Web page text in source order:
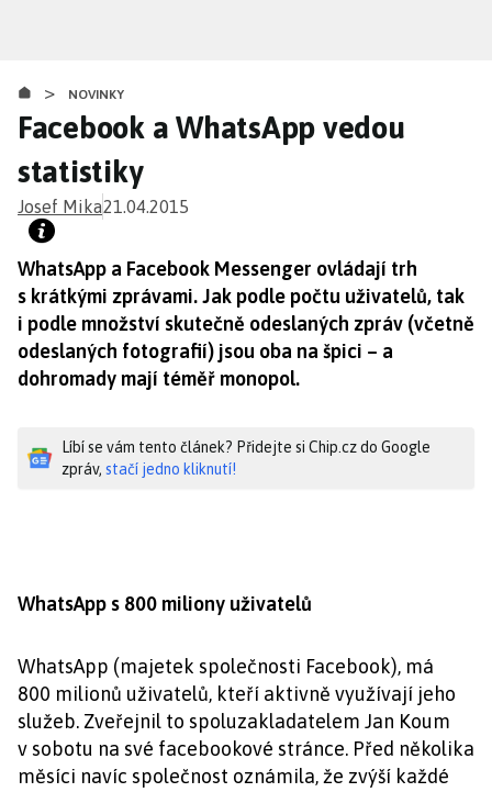
obsahu
> NOVINKY
Facebook a WhatsApp vedou
statistiky
Josef Mika21.04.2015
WhatsApp a Facebook Messenger ovládají trh
s krátkými zprávami. Jak podle počtu uživatelů, tak
i podle množství skutečně odeslaných zpráv (včetně
odeslaných fotografií) jsou oba na špici – a
dohromady mají téměř monopol.
Líbí se vám tento článek? Přidejte si Chip.cz do Google
zpráv, stačí jedno kliknutí!
WhatsApp s 800 miliony uživatelů
WhatsApp (majetek společnosti Facebook), má
800 milionů uživatelů, kteří aktivně využívají jeho
služeb. Zveřejnil to spoluzakladatelem Jan Koum
v sobotu na své facebookové stránce. Před několika
měsíci navíc společnost oznámila, že zvýší každé